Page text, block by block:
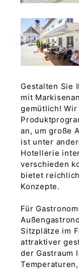
Gestalten Sie
mit
gemütlich!
an, um große
ist unter
Hotellerie
verschieden
bietet
Konzepte.
Für
Sitzplätze im
attraktiver
der Gastraum